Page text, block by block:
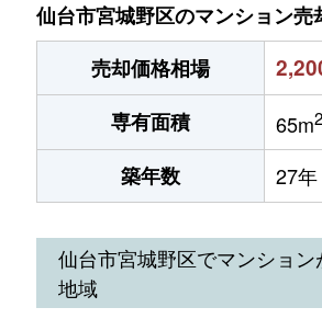
仙台市宮城野区のマンション売
売却価格相場
専有面積 65m2
築年数 27年
仙台市宮城野区でマンション
地域